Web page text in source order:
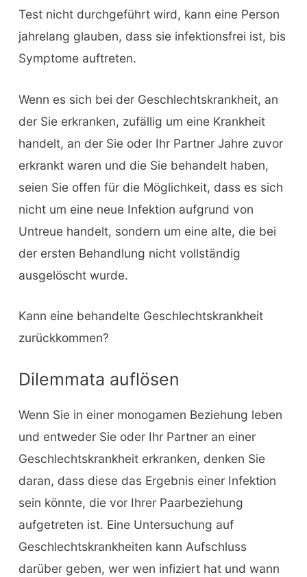
Test nicht durchgeführt wird, kann eine Person
jahrelang glauben, dass sie infektionsfrei ist, bis
Symptome auftreten.
Wenn es sich bei der Geschlechtskrankheit, an
der Sie erkranken, zufällig um eine Krankheit
handelt, an der Sie oder Ihr Partner Jahre zuvor
erkrankt waren und die Sie behandelt haben,
seien Sie offen für die Möglichkeit, dass es sich
nicht um eine neue Infektion aufgrund von
Untreue handelt, sondern um eine alte, die bei
der ersten Behandlung nicht vollständig
ausgelöscht wurde.
Kann eine behandelte Geschlechtskrankheit
zurückkommen?
Dilemmata auflösen
Wenn Sie in einer monogamen Beziehung leben
und entweder Sie oder Ihr Partner an einer
Geschlechtskrankheit erkranken, denken Sie
daran, dass diese das Ergebnis einer Infektion
sein könnte, die vor Ihrer Paarbeziehung
aufgetreten ist. Eine Untersuchung auf
Geschlechtskrankheiten kann Aufschluss
darüber geben, wer wen infiziert hat und wann